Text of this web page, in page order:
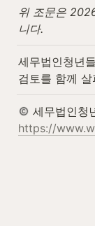
위 조문은
니다.
세무법인청년
검토를 함께
https://